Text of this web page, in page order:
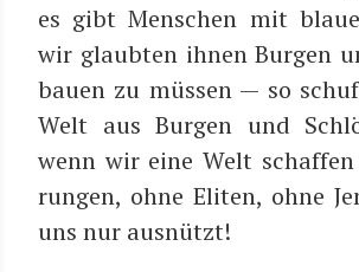
es gibt Men­schen mit
wir glaub­ten ihnen Bur­gen
bau­en zu müs­sen — so
Welt aus Bur­gen und
wenn wir eine Welt
run­gen, ohne Eli­ten, ohne
uns nur ausnützt!